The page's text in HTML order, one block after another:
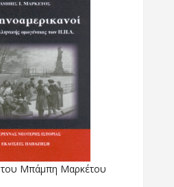
του Μπάμπη Μαρκέτου